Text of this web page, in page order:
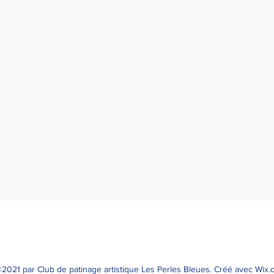
par Club de patinage artistique Les Perles Bleues. Créé avec